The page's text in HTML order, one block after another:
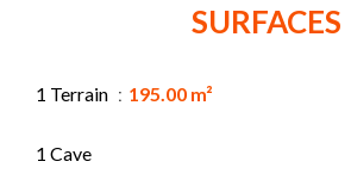
SURFACES
1 Terrain 195.00 m²
1 Cave